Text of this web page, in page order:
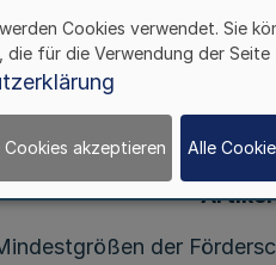
NRW vom 15.
ist, verordnet das
Artikel
der
Cookies verwendet. Sie
die für die Verwendung der
akzeptieren Alle